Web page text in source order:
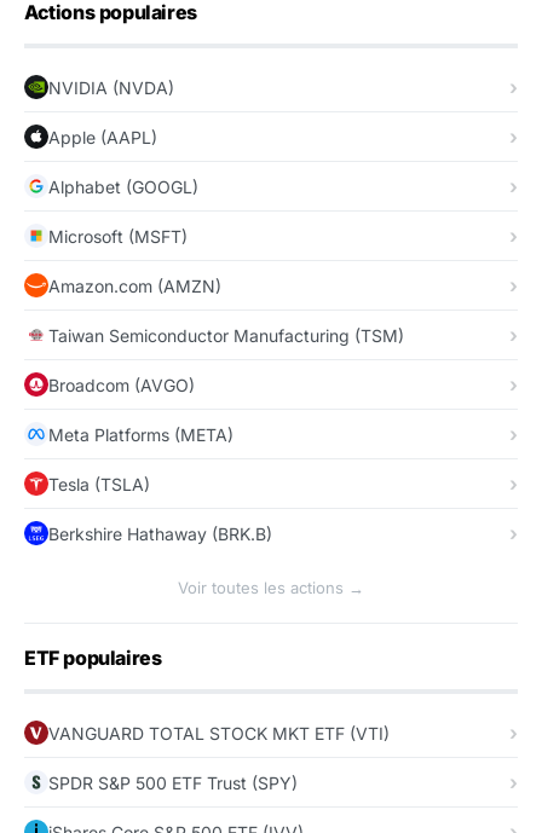
Actions populaires
NVIDIA (NVDA)
Apple (AAPL)
Alphabet (GOOGL)
Microsoft (MSFT)
Amazon.com (AMZN)
Taiwan Semiconductor Manufacturing (TSM)
Broadcom (AVGO)
Meta Platforms (META)
Tesla (TSLA)
Berkshire Hathaway (BRK.B)
Voir toutes les actions →
ETF populaires
VANGUARD TOTAL STOCK MKT ETF (VTI)
SPDR S&P 500 ETF Trust (SPY)